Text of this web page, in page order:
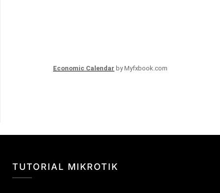
Economic Calendar by Myfxbook.com
TUTORIAL MIKROTIK